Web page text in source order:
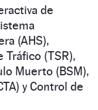
de
(AHS),
Tráfico (TSR),
Muerto (BSM),
y Control de